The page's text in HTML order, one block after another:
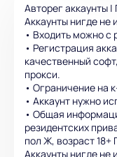
Авторег аккаунты |
Аккаунты нигде не
• Входить можно с
• Регистрация
качественный
прокси.
• Ограничение на
• Аккаунт нужно
• Общая
резидентских
пол Ж, возраст 18+
Аккаунты нигде не